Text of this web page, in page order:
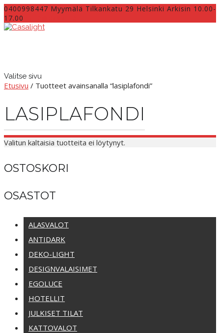
0400998447 Myymälä Tilkankatu 29 Helsinki Arkisin 10.00-
17.00
Valitse sivu
Etusivu / Tuotteet avainsanalla “lasiplafondi”
LASIPLAFONDI
Valitun kaltaisia tuotteita ei löytynyt.
OSTOSKORI
OSASTOT
ALASVALOT
ANTIDARK
DEKO-LIGHT
DESIGNVALAISIMET
EGOLUCE
HOTELLIT
JULKISET TILAT
KATTOVALOT